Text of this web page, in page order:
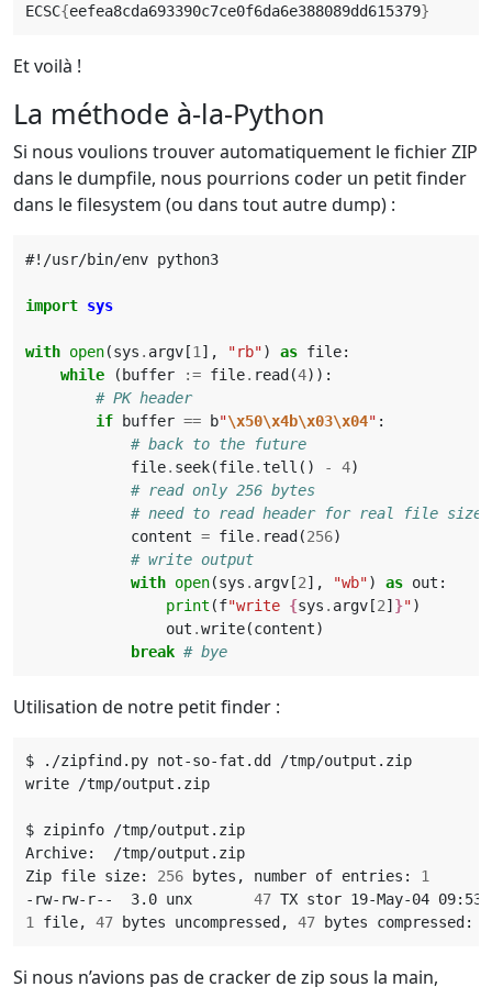
ECSC{eefea8cda693390c7ce0f6da6e388089dd615379}
Et voilà !
La méthode à-la-Python
Si nous voulions trouver automatiquement le fichier ZIP
dans le dumpfile, nous pourrions coder un petit finder
dans le filesystem (ou dans tout autre dump) :
#!/usr/bin/env python3
import sys
with open(sys . argv[1 ], "rb") as file:
while
(buffer := file. read(4)):
# PK header
if buffer == b"\x50\x4b\x03\x04" :
# back to the future
file. seek(file.tell () - 4)
# read only 256 bytes
# need to read header for real file
content = file. read(256)
# write output
with open(sys . argv[2], "wb") as out :
print (f"write {sys . argv[2]}")
out .write(content)
break # bye
Utilisation de notre petit finder :
Zip file size: 256 bytes, number of entries: 1
-rw-rw-r--  3.0 unx 47
1
file, 47 bytes uncompressed, 47
Si nous n’avions pas de cracker de zip sous la main,